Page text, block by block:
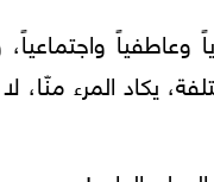
وعاطفياً
يكاد المرء